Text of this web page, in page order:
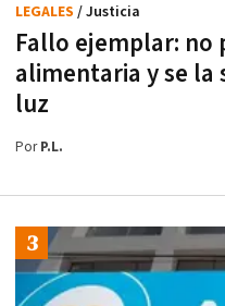
Fallo ejemplar: no
alimentaria y se la
luz
LEGALES / Justicia
PorP.L.